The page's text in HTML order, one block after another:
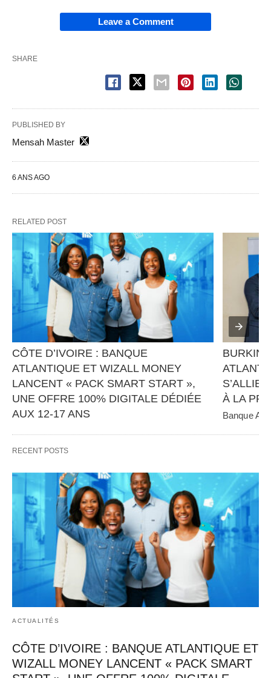
Leave a Comment
SHARE
PUBLISHED BY
Mensah Master
6 ANS AGO
RELATED POST
CÔTE D’IVOIRE : BANQUE
ATLANTIQUE ET WIZALL MONEY
LANCENT « PACK SMART START »,
UNE OFFRE 100% DIGITALE DÉDIÉE
AUX 12-17 ANS
d’inclusion financière avec…
À LA
Banque
RECENT POSTS
ACTUALITÉS
CÔTE D’IVOIRE : BANQUE ATLANTIQUE ET
WIZALL MONEY LANCENT « PACK SMART